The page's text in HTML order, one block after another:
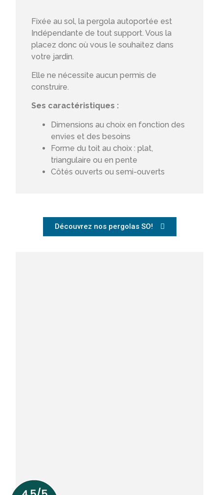
Fixée au sol, la pergola autoportée est
Indépendante de tout support. Vous la
placez donc où vous le souhaitez dans
votre jardin.
Elle ne nécessite aucun permis de
construire.
Ses caractéristiques :
Dimensions au choix en fonction des
envies et des besoins
Forme du toit au choix : plat,
triangulaire ou en pente
Côtés ouverts ou semi-ouverts
Découvrez nos pergolas SO!